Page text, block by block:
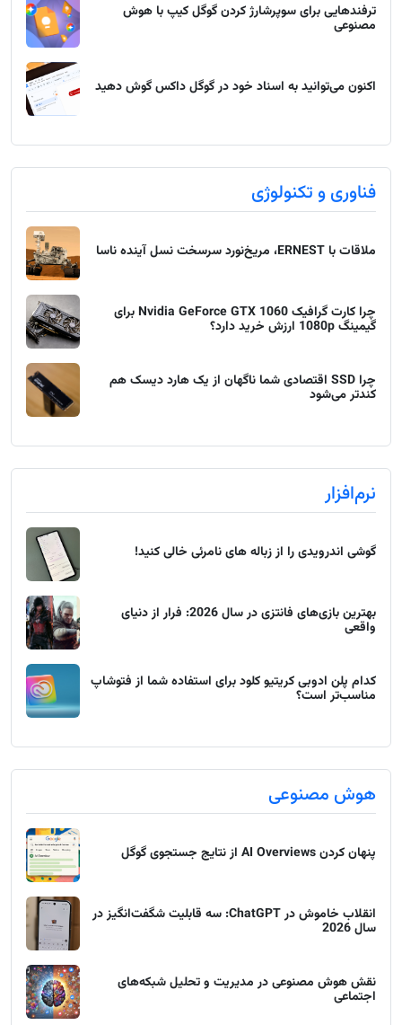
ترفندهایی برای سوپرشارژ کردن گوگل کیپ با هوش
مصنوعی
اکنون می‌توانید به اسناد خود در گوگل داکس گوش دهید
فناوری و تکنولوژی
ملاقات با ERNEST، مریخ‌نورد سرسخت نسل آینده ناسا
چرا کارت گرافیک Nvidia GeForce GTX 1060 برای
گیمینگ 1080p ارزش خرید دارد؟
چرا SSD اقتصادی شما ناگهان از یک هارد دیسک هم
کندتر می‌شود
نرم‌افزار
گوشی اندرویدی را از زباله های نامرئی خالی کنید!
بهترین بازی‌های فانتزی در سال 2026: فرار از دنیای
واقعی
کدام پلن ادوبی کریتیو کلود برای استفاده شما از فتوشاپ
مناسب‌تر است؟
هوش مصنوعی
پنهان کردن AI Overviews از نتایج جستجوی گوگل
انقلاب خاموش در ChatGPT: سه قابلیت شگفت‌انگیز در
سال 2026
نقش هوش مصنوعی در مدیریت و تحلیل شبکه‌های
اجتماعی